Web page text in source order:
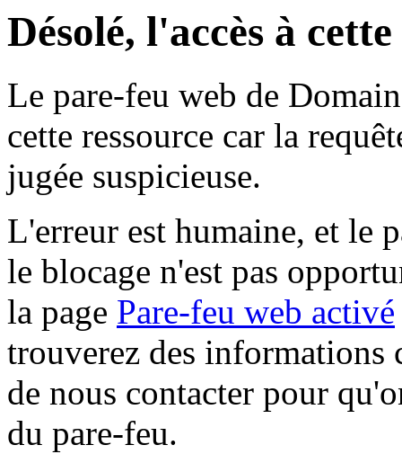
Désolé, l'accès à
Le pare-feu web de
cette ressource car la
jugée suspicieuse.
L'erreur est humaine, et le
le blocage n'est pas
la page Pare-feu web activé
trouverez des informations
de nous contacter pour
du pare-feu.